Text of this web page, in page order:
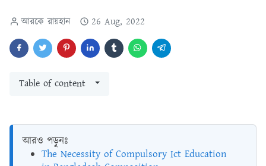
আরকে রায়হান 26 Aug, 2022
Table of content
আরও পড়ুনঃ
The Necessity of Compulsory Ict Education